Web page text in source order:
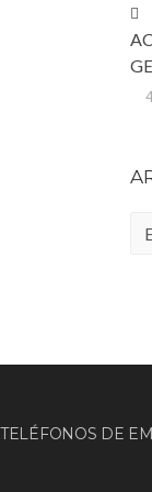
TELÉFONOS DE